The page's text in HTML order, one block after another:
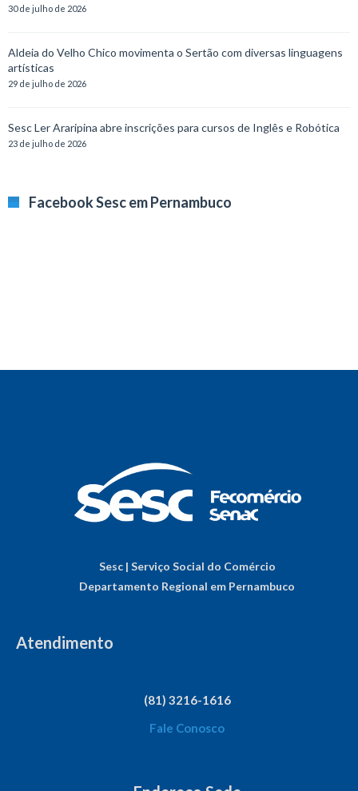
30 de julho de 2026
Aldeia do Velho Chico movimenta o Sertão com diversas linguagens
artísticas
29 de julho de 2026
Sesc Ler Araripina abre inscrições para cursos de Inglês e Robótica
23 de julho de 2026
Facebook Sesc em Pernambuco
Sesc | Serviço Social do Comércio
Departamento Regional em Pernambuco
Atendimento
(81) 3216-1616
Fale Conosco